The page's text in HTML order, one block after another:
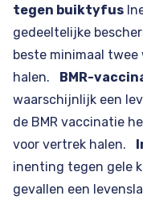
tegen buiktyfus
gedeeltelijke
beste minimaal
halen.
BMR-
waarschijnlijk een
de BMR vaccinatie
voor vertrek halen.
inenting tegen gele
gevallen een